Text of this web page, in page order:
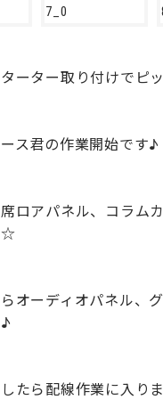
ーター取り付けでピ
ス君の作業開始です♪
ロアパネル、コラム
☆
オーディオパネル、
たら配線作業に入り